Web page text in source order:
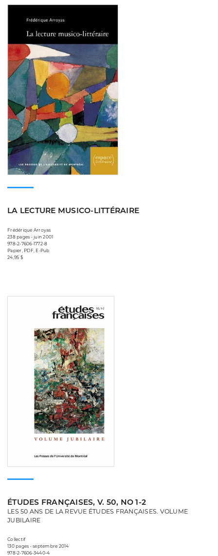
LA LECTURE MUSICO-LITTÉRAIRE
Frédérique Arroyas
238 pages • juin 2001
978-2-7606-1772-8
Papier, PDF, E-Pub
24,95 $
ÉTUDES FRANÇAISES, V. 50, NO 1-2
LES 50 ANS DE LA REVUE ÉTUDES FRANÇAISES. VOLUME
JUBILAIRE
Collectif
130 pages • septembre 2014
978-2-7606-3440-4